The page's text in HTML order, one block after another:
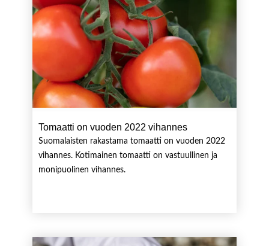
Tomaatti on vuoden 2022 vihannes
Suomalaisten rakastama tomaatti on vuoden 2022
vihannes. Kotimainen tomaatti on vastuullinen ja
monipuolinen vihannes.